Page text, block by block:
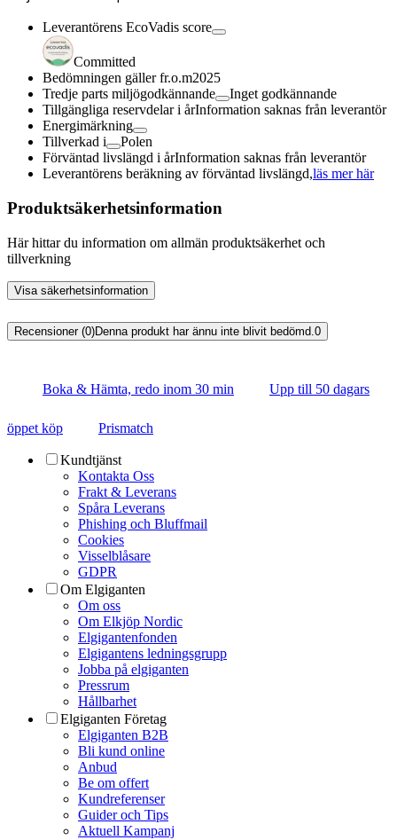
Leverantörens EcoVadis score
Committed
Bedömningen gäller fr.o.m2025
Tredje parts miljögodkännande
Inget godkännande
Tillgängliga reservdelar i årInformation saknas från leverantör
Energimärkning
Tillverkad i
Polen
Förväntad livslängd i årInformation saknas från leverantör
Leverantörens beräkning av förväntad livslängd,läs mer här
Produktsäkerhetsinformation
Här hittar du information om allmän produktsäkerhet och
tillverkning
Visa säkerhetsinformation
Recensioner (0)Denna produkt har ännu inte blivit bedömd.0
Boka & Hämta, redo inom 30 min Upp till 50 dagars
öppet köp Prismatch
Kundtjänst
Kontakta Oss
Frakt & Leverans
Spåra Leverans
Phishing och Bluffmail
Cookies
Visselblåsare
GDPR
Om Elgiganten
Om oss
Om Elkjöp Nordic
Elgigantenfonden
Elgigantens ledningsgrupp
Jobba på elgiganten
Pressrum
Hållbarhet
Elgiganten Företag
Elgiganten B2B
Bli kund online
Anbud
Be om offert
Kundreferenser
Guider och Tips
Aktuell Kampanj